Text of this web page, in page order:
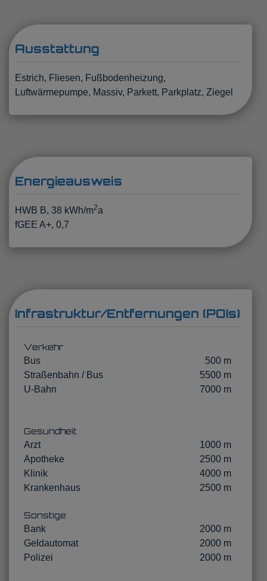
Ausstattung
Estrich Fliesen
Fußbodenheizung
Luftwärmepumpe
Massiv Parkett Parkplatz Ziegel
Energieausweis
HWB B, 38 kWh/m2a
fGEE A+, 0,7
Infrastruktur/Entfernungen (POIs)
Verkehr
Bus
500 m
Straßenbahn / Bus
5500 m
U-Bahn
7000 m
Gesundheit
Arzt
1000 m
Apotheke
2500 m
Klinik
4000 m
Krankenhaus
2500 m
Sonstige
Bank
2000 m
Geldautomat
2000 m
Polizei
2000 m